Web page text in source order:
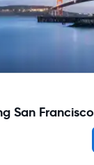
San Francisco